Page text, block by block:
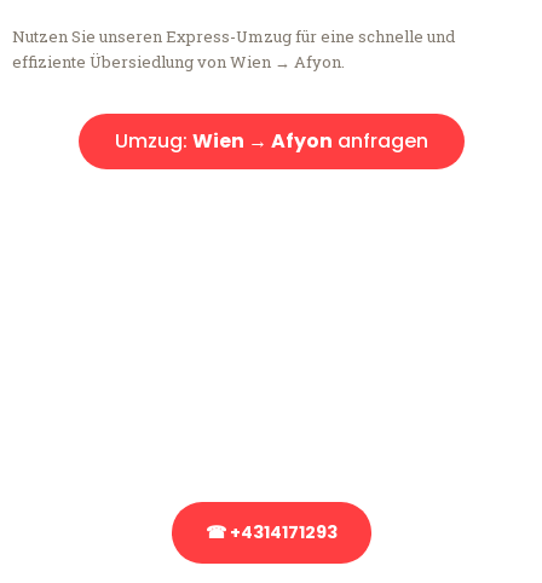
Nutzen Sie unseren Express-Umzug für eine schnelle und
effiziente Übersiedlung von Wien → Afyon.
Umzug: Wien → Afyon anfragen
☎ +4314171293